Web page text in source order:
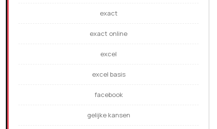
exact
exact online
excel
excel basis
facebook
gelijke kansen